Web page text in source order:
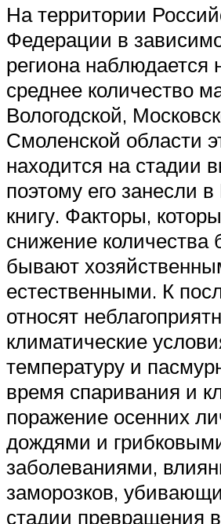
На территории
Федерации в
региона наблюдается
среднее количество
Вологодской,
Смоленской области
находится на стадии
поэтому его занесли
книгу. Факторы,
снижение количества
бывают
естественными. К
относят
климатические
температуру и
время спаривания и
поражение осенних
дождями и
заболеваниями,
заморозков,
стадии превращения